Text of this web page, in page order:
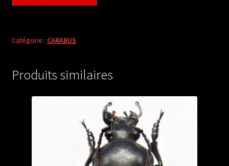
procerulus
from
Catégorie : CARABUS
Produits similaires